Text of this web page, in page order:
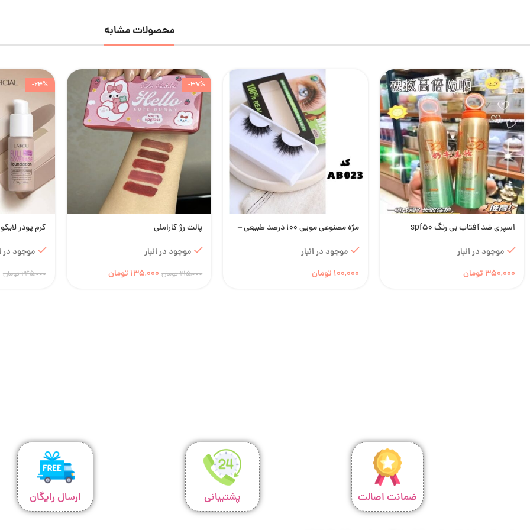
محصولات مشابه
اسپری ضد آفتاب بی رنگ spf50
موجود در انبار
350,000 تومان
مژه مصنوعی مویی 100 درصد طبیعی –
موجود در انبار
100,000 تومان
-37%
پالت رژ کاراملی
موجود در انبار
215,000تومان 135,000 تومان
-24%
کرم پودر لایکو
موجود در
245,000تومان
ضمانت اصالت پشتیبانی ارسال رایگان